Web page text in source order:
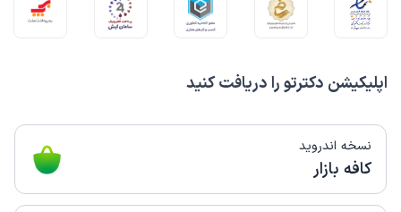
اپلیکیشن دکترتو را دریافت کنید
نسخه اندروید
کافه بازار